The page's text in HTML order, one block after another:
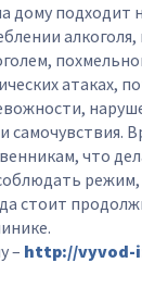
дому подходит
алкоголя,
атаках,
самочувствия.
что
режим,
стоит
– http://vyvod-